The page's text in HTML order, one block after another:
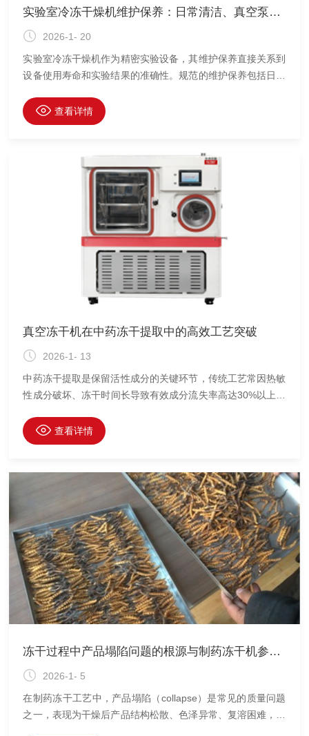
实验室冷冻干燥机维护保养：日常清洁、真空泵油更换、密封圈检查与更换
2026-1- 20
实验室冷冻干燥机作为精密实验设备，其维护保养直接关系到
设备使用寿命和实验结果的准确性。规范的维护保养包括日常
证设备长期稳定运行的基础。
查看详情
真空冻干机在中药冻干提取中的高效工艺突破
2026-1- 13
中药冻干提取是保留活性成分的关键环节，传统工艺常因热敏
性成分破坏、冻干时间长导致有效成分流失率高达30%以上。
提升效率与产品品质。
查看详情
冻干过程中产品塌陷问题的根源与制药冻干机参数调控
2026-1- 5
在制药冻干工艺中，产品塌陷（collapse）是常见的质量问题
之一，表现为干燥后产品结构松散、色泽异常、复溶困难，甚